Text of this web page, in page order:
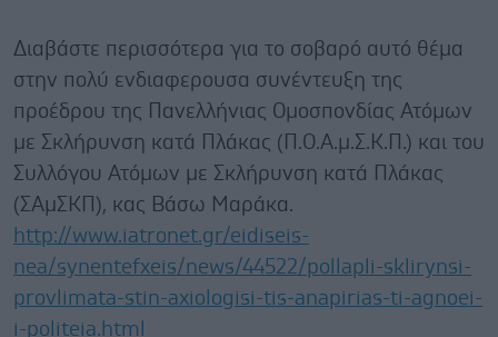
Διαβάστε περισσότερα για το σοβαρό αυτό θέμα
στην πολύ ενδιαφερουσα συνέντευξη της
προέδρου της Πανελλήνιας Ομοσπονδίας Ατόμων
με Σκλήρυνση κατά Πλάκας (Π.Ο.Α.μ.Σ.Κ.Π.) και του
Συλλόγου Ατόμων με Σκλήρυνση κατά Πλάκας
(ΣΑμΣΚΠ), κας Βάσω Μαράκα.
http://www.iatronet.gr/eidiseis-
nea/synentefxeis/news/44522/pollapli-sklirynsi-
provlimata-stin-axiologisi-tis-anapirias-ti-agnoei-
i-politeia.html